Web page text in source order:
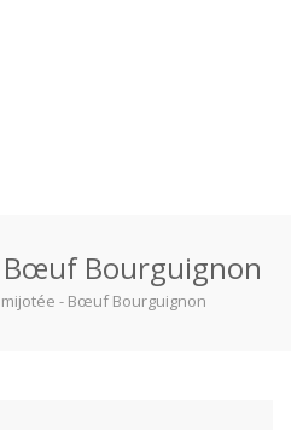
Bourguignon
mijotée - Bœuf Bourguignon